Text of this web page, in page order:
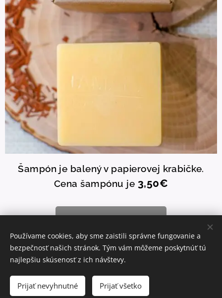
Šampón je balený v papierovej krabičke.
Cena šampónu je 3,50€
S láskavou podporou spoločnostiWebnode
Používame cookies, aby sme zaistili správne fungovanie a
bezpečnosť našich stránok. Tým vám môžeme poskytnúť tú
najlepšiu skúsenosť z ich návštevy.
Prijať nevyhnutné Prijať všetko